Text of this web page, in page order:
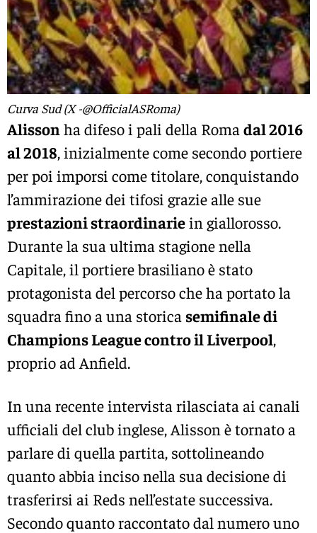
Curva Sud (X -@OfficialASRoma)
Alissonha difeso i pali della Roma dal 2016
al 2018, inizialmente come secondo portiere
per poi imporsi come titolare, conquistando
l’ammirazione dei tifosi grazie alle sue
prestazioni straordinariein giallorosso.
Durante la sua ultima stagione nella
Capitale, il portiere brasiliano è stato
protagonista del percorso che ha portato la
squadra fino a una storica semifinale di
Champions League contro il Liverpool,
proprio ad Anfield.
In una recente intervista rilasciata ai canali
ufficiali del club inglese, Alisson è tornato a
parlare di quella partita, sottolineando
quanto abbia inciso nella sua decisione di
trasferirsi ai Reds nell’estate successiva.
Secondo quanto raccontato dal numero uno